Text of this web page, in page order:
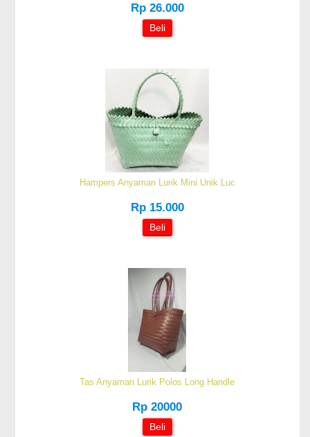
Rp 26.000
Beli
Hampers Anyaman Lurik Mini Unik Luc
Rp 15.000
Beli
Tas Anyaman Lurik Polos Long Handle
Rp 20000
Beli